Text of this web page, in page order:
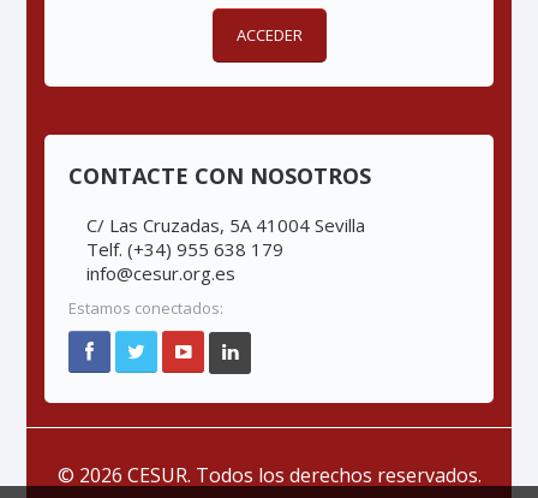
ACCEDER
CONTACTE CON NOSOTROS
C/ Las Cruzadas, 5A 41004 Sevilla
Telf. (+34) 955 638 179
info@cesur.org.es
Estamos conectados:
© 2026 CESUR. Todos los derechos reservados.